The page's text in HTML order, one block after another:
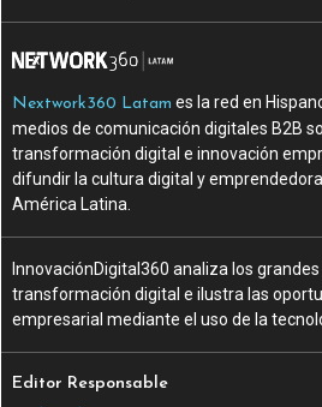
Nextwork360 Latam es la red en
medios de comunicación digitales B2B
transformación digital e innovación
difundir la cultura digital y
América Latina.
InnovaciónDigital360 analiza los
transformación digital e ilustra las
empresarial mediante el uso de la
Editor Responsable